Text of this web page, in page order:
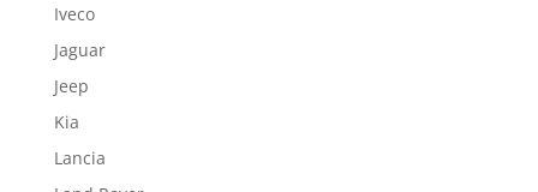
Iveco
Jaguar
Jeep
Kia
Lancia